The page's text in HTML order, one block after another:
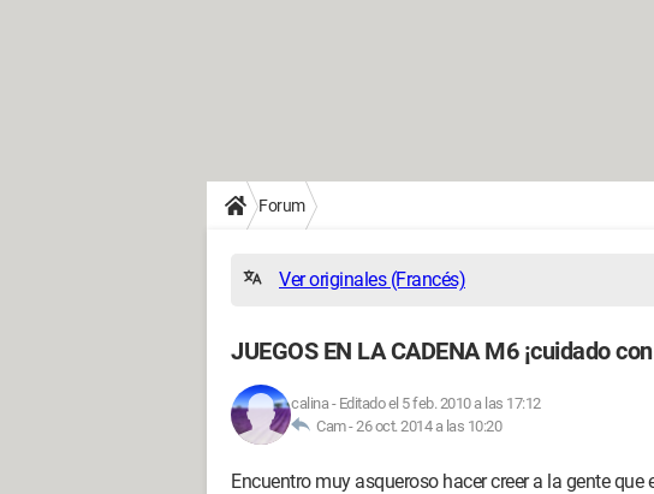
Forum
Ver originales (Francés)
JUEGOS EN LA CADENA M6 ¡cuidado
calina- Editado el 5 feb. 2010 a las 17:12
Cam -26 oct. 2014 a las 10:20
Encuentro muy asqueroso hacer creer a la gente